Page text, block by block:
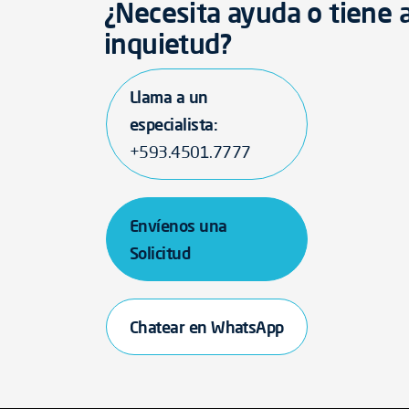
¿Necesita ayuda o tiene
inquietud?
Llama a un
especialista:
+593.4501.7777
Envíenos una
Solicitud
Chatear en WhatsApp